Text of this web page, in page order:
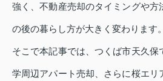
強く、不動産売却のタイミングや方
の後の暮らし方が大きく変わります。
そこで本記事では、つくば市天久保
学周辺アパート売却、さらに桜エリ